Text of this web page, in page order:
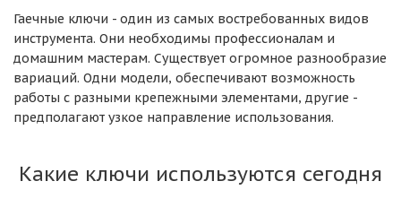
Гаечные ключи - один из самых востребованных видов
инструмента. Они необходимы профессионалам и
домашним мастерам. Существует огромное разнообразие
вариаций. Одни модели, обеспечивают возможность
работы с разными крепежными элементами, другие -
предполагают узкое направление использования.
Какие ключи используются сегодня